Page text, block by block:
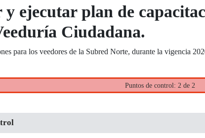
ejecutar plan de
Ciudadana.
para los veedores de la Subred Norte, durante la vigencia
Puntos de control: 2 de 2